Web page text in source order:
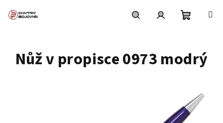
košík
Nůž v propisce 0973 modrý